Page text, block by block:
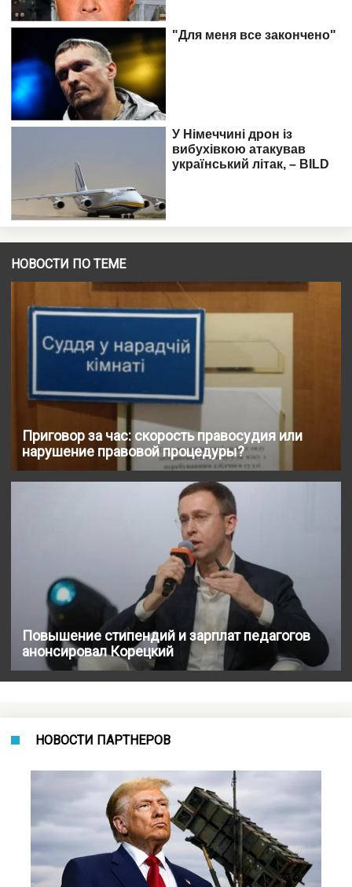
НОВОСТИ ПО ТЕМЕ
Приговор за час: скорость правосудия или
нарушение правовой процедуры?
Повышение стипендий и зарплат педагогов
анонсировал Корецкий
НОВОСТИ ПАРТНЕРОВ